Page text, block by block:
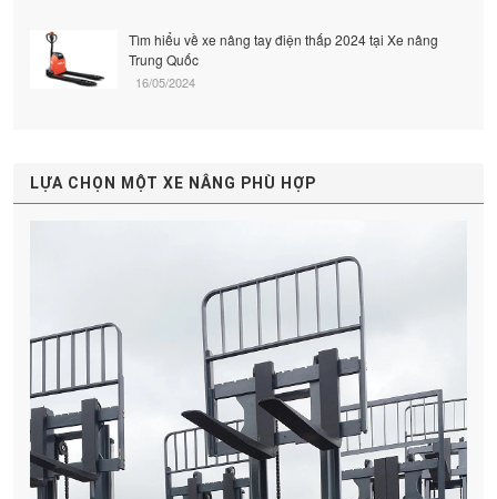
Tìm hiểu về xe nâng tay điện thấp 2024 tại Xe nâng
Trung Quốc
16/05/2024
LỰA CHỌN MỘT XE NÂNG PHÙ HỢP